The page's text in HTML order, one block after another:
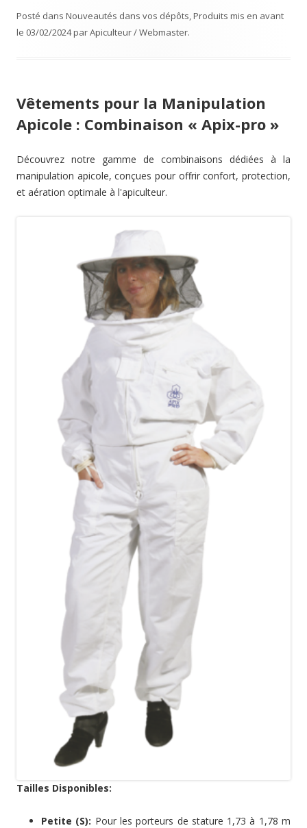
Posté dans Nouveautés dans vos dépôts,Produits mis en avant
le 03/02/2024parApiculteur / Webmaster.
Vêtements pour la Manipulation
Apicole : Combinaison « Apix-pro »
Découvrez notre gamme de combinaisons dédiées à la
manipulation apicole, conçues pour offrir confort, protection,
et aération optimale à l'apiculteur.
Tailles Disponibles:
Petite (S): Pour les porteurs de stature 1,73 à 1,78 m